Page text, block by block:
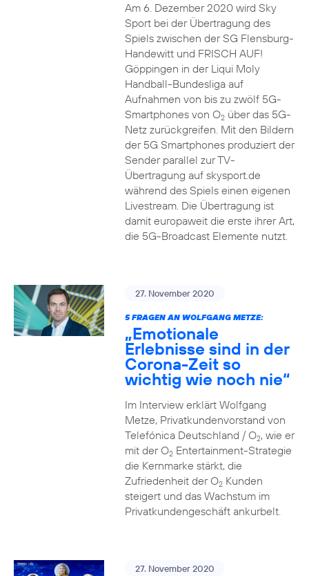
Am 6. Dezember 2020 wird Sky
Sport bei der Übertragung des
Spiels zwischen der SG Flensburg-
Handewitt und FRISCH AUF!
Göppingen in der Liqui Moly
Handball-Bundesliga auf
Aufnahmen von bis zu zwölf 5G-
Smartphones von O2über das 5G-
Netz zurückgreifen. Mit den Bildern
der 5G Smartphones produziert der
Sender parallel zur TV-
Übertragung auf skysport.de
während des Spiels einen eigenen
Livestream. Die Übertragung ist
damit europaweit die erste ihrer Art,
die 5G-Broadcast Elemente nutzt.
27. November 2020
5 FRAGEN AN WOLFGANG METZE:
„Emotionale
Erlebnisse sind in der
Corona-Zeit so
wichtig wie noch nie“
Im Interview erklärt Wolfgang
Metze, Privatkundenvorstand von
Telefónica Deutschland / O2, wie er
mit der O2Entertainment-Strategie
die Kernmarke stärkt, die
Zufriedenheit der O2Kunden
steigert und das Wachstum im
Privatkundengeschäft ankurbelt.
27. November 2020